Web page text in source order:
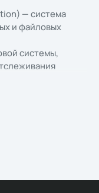
— система
и файловых
системы,